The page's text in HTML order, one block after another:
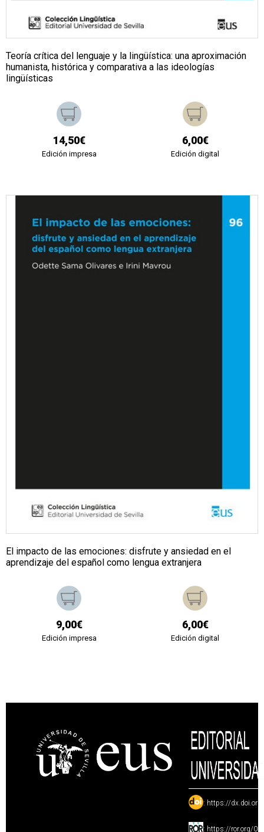
Teoría crítica del lenguaje y la lingüística: una aproximación
humanista, histórica y comparativa a las ideologías
lingüísticas
14,50€
Edición impresa
6,00€
Edición digital
El impacto de las emociones: disfrute y ansiedad en el
aprendizaje del español como lengua extranjera
9,00€
Edición impresa
6,00€
Edición digital
: https://
: https://ror.org/